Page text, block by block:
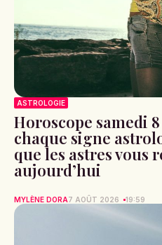
ASTROLOGIE
Horoscope samedi
chaque signe
que les astres vous
aujourd’hui
MYLÈNE DORA7 AOÛT 2026 19:59